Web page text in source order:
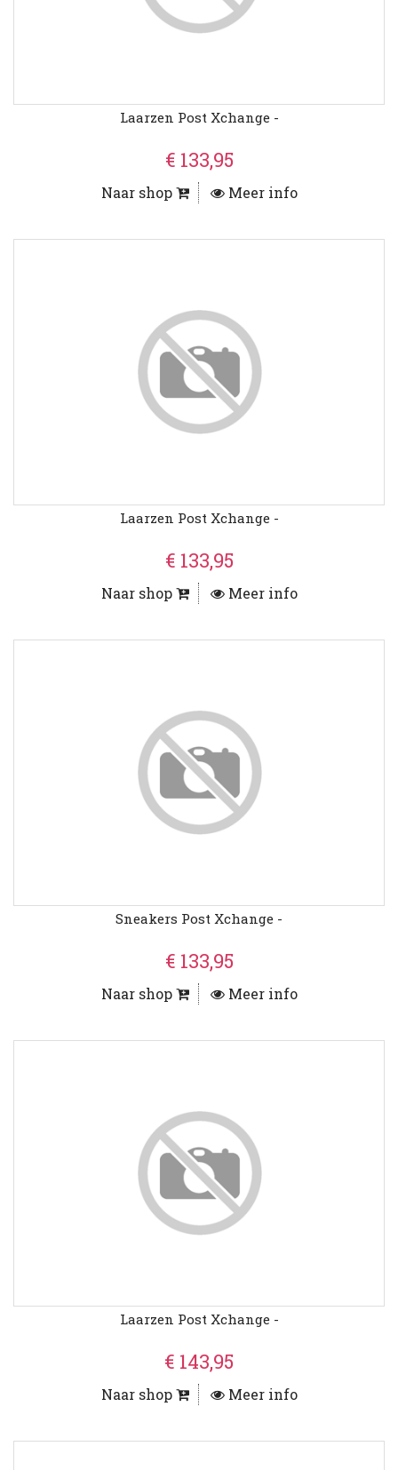
Laarzen Post Xchange -
€ 133,95
Naar shop Meer info
Laarzen Post Xchange -
€ 133,95
Naar shop Meer info
Sneakers Post Xchange -
€ 133,95
Naar shop Meer info
Laarzen Post Xchange -
€ 143,95
Naar shop Meer info